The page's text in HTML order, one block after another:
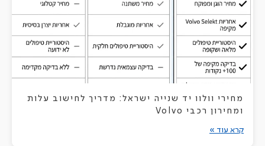
מחירי וולוו יד שנייה ישראל: מדריך לחישוב עלות
ומחירון רכבי Volvo
קרא עוד »